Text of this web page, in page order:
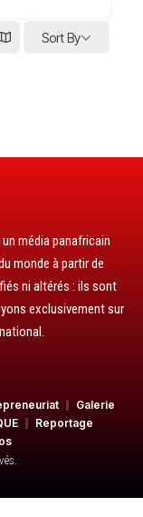
Sort By
média panafricain
monde à partir de
ni altérés : ils sont
exclusivement sur
Galerie
Reportage